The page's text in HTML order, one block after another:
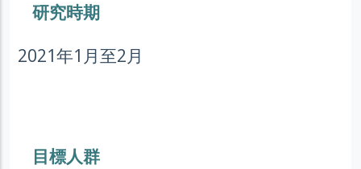
研究時期
2021年1月至2月
目標人群